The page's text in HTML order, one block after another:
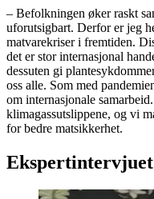
– Befolkningen øker raskt
uforutsigbart. Derfor er jeg
matvarekriser i fremtiden.
det er stor internasjonal
dessuten gi
oss alle. Som med
om internasjonale
klimagassutslippene, og vi
for bedre matsikkerhet.
Ekspertintervjuet